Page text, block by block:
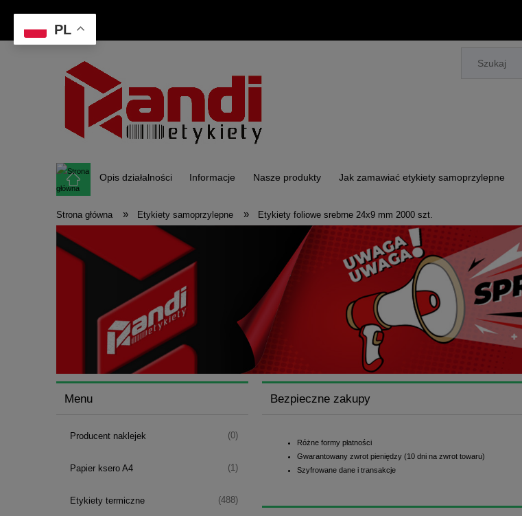
Opis działalności Informacje Nasze produkty Jak zamawiać etykiety samoprzylepne
Strona główna » Etykiety samoprzylepne » Etykiety foliowe srebrne 24x9 mm 2000 szt.
Menu
Producent naklejek (0)
Papier ksero A4 (1)
Etykiety termiczne (488)
Bezpieczne zakupy
Różne formy płatności
Gwarantowany zwrot pieniędzy (10 dni na zwrot towaru)
Szyfrowane dane i transakcje
PL